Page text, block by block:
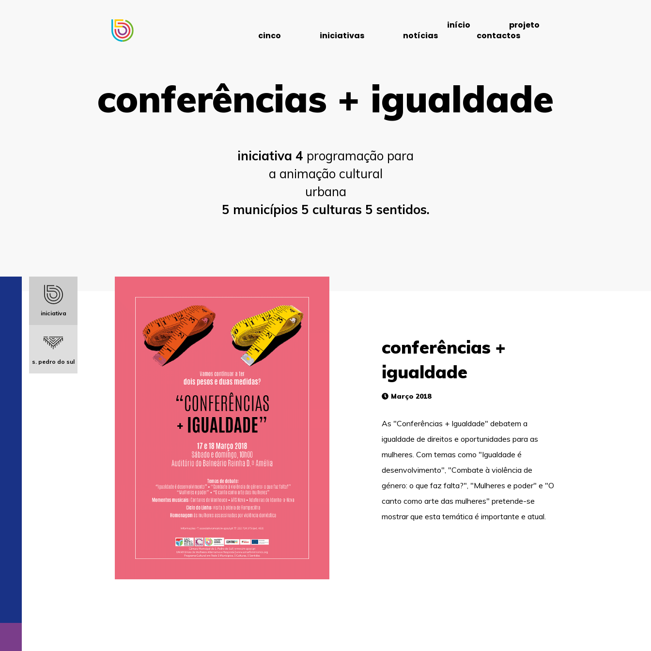
início
projeto
cinco
iniciativas notícias contactos
conferências + igualdade
iniciativa 4 programação para
a animação cultural
urbana
5 municípios 5 culturas 5 sentidos.
iniciativa
s. pedro do sul
conferências +
igualdade
Março 2018
As "Conferências + Igualdade" debatem a
igualdade de direitos e oportunidades para as
mulheres. Com temas como "Igualdade é
desenvolvimento", "Combate à violência de
género: o que faz falta?", "Mulheres e poder" e "O
canto como arte das mulheres" pretende-se
mostrar que esta temática é importante e atual.